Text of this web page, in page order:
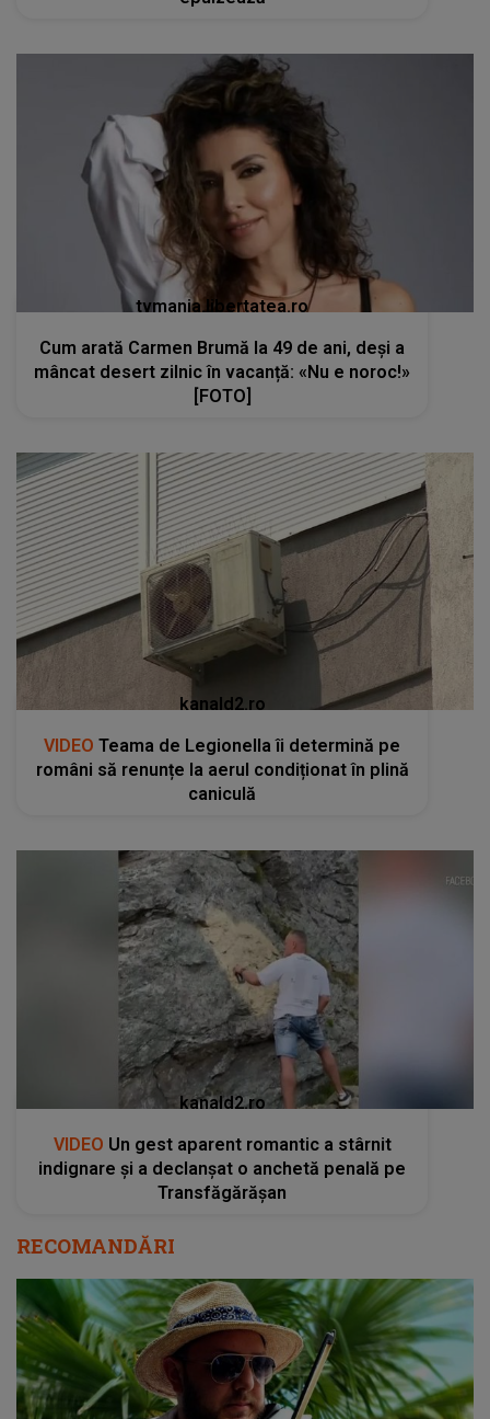
tvmania.libertatea.ro
Cum arată Carmen Brumă la 49 de ani, deși a
mâncat desert zilnic în vacanță: «Nu e noroc!»
[FOTO]
kanald2.ro
VIDEO Teama de Legionella îi determină pe
români să renunțe la aerul condiționat în plină
caniculă
kanald2.ro
VIDEO Un gest aparent romantic a stârnit
indignare și a declanșat o anchetă penală pe
Transfăgărășan
RECOMANDĂRI